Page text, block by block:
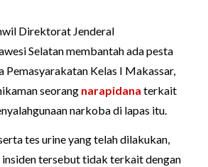
Direktorat Jenderal
Selatan membantah ada pesta
Pemasyarakatan Kelas I Makassar,
seorang narapidana terkait
narkoba di lapas itu.
tes urine yang telah dilakukan,
tersebut tidak terkait dengan